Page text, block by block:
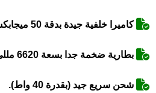
كاميرا خلفية جيدة بدقة 50 ميجابكسل.
بطارية ضخمة جدا بسعة 6620 مللي أمبير.
شحن سريع جيد (بقدرة 40 واط).